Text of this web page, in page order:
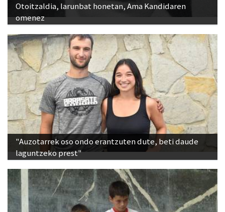
Otoitzaldia, larunbat honetan, Ama Kandidaren
omenez
"Auzotarrek oso ondo erantzuten dute, beti daude
laguntzeko prest"